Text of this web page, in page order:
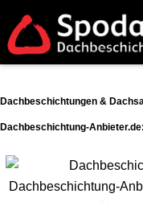
Dachbeschichtungen &
Dachbeschichtung-